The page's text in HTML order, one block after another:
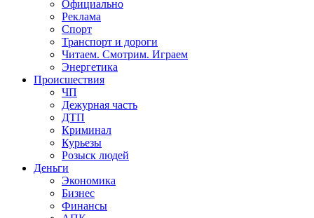
Официально
Реклама
Спорт
Транспорт и дороги
Читаем. Смотрим. Играем
Энергетика
Происшествия
ЧП
Дежурная часть
ДТП
Криминал
Курьезы
Розыск людей
Деньги
Экономика
Бизнес
Финансы